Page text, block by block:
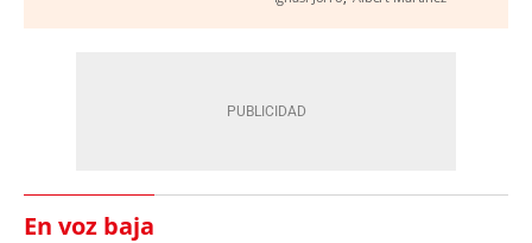
En voz baja